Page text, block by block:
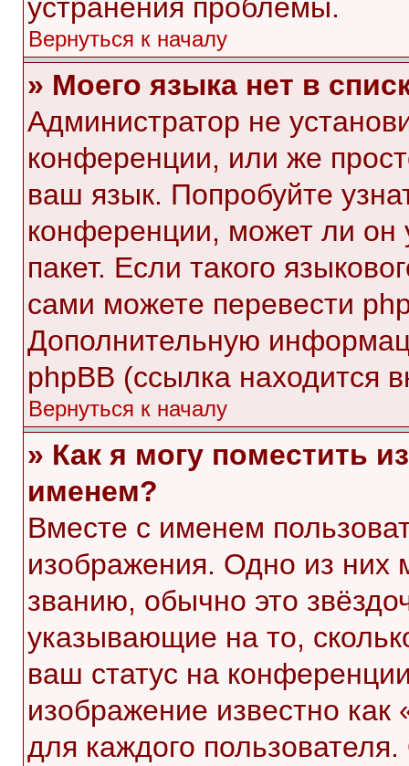
устранения проблемы.
Вернуться к началу
» Моего языка нет в
Администратор не
конференции, или же
ваш язык. Попробуйте
конференции, может ли он
пакет. Если такого
сами можете перевести
Дополнительную
phpBB (ссылка находится
Вернуться к началу
» Как я могу поместить
именем?
Вместе с именем
изображения. Одно из них
званию, обычно это
указывающие на то,
ваш статус на
изображение известно
для каждого